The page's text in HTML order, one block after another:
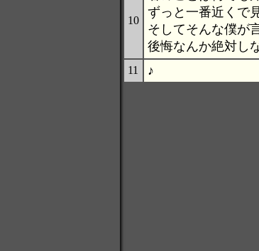
10
ずっと一番近くで
そしてそんな僕が
後悔なんか絶対し
11 ♪